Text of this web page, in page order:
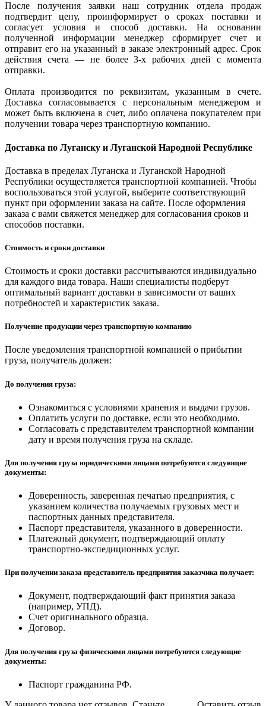
После получения заявки наш сотрудник отдела продаж
подтвердит цену, проинформирует о сроках поставки и
согласует условия и способ доставки. На основании
полученной информации менеджер сформирует счет и
отправит его на указанный в заказе электронный адрес. Срок
действия счета — не более 3-х рабочих дней с момента
отправки.
Оплата производится по реквизитам, указанным в счете.
Доставка согласовывается с персональным менеджером и
может быть включена в счет, либо оплачена покупателем при
получении товара через транспортную компанию.
Доставка по Луганску и Луганской Народной Республике
Доставка в пределах Луганска и Луганской Народной
Республики осуществляется транспортной компанией. Чтобы
воспользоваться этой услугой, выберите соответствующий
пункт при оформлении заказа на сайте. После оформления
заказа с вами свяжется менеджер для согласования сроков и
способов поставки.
Стоимость и сроки доставки
Стоимость и сроки доставки рассчитываются индивидуально
для каждого вида товара. Наши специалисты подберут
оптимальный вариант доставки в зависимости от ваших
потребностей и характеристик заказа.
Получение продукции через транспортную компанию
После уведомления транспортной компанией о прибытии
груза, получатель должен:
До получения груза:
Ознакомиться с условиями хранения и выдачи грузов.
Оплатить услуги по доставке, если это необходимо.
Согласовать с представителем транспортной компании
дату и время получения груза на складе.
Для получения груза юридическими лицами потребуются следующие
документы:
Доверенность, заверенная печатью предприятия, с
указанием количества получаемых грузовых мест и
паспортных данных представителя.
Паспорт представителя, указанного в доверенности.
Платежный документ, подтверждающий оплату
транспортно-экспедиционных услуг.
При получении заказа представитель предприятия заказчика получает:
Документ, подтверждающий факт принятия заказа
(например, УПД).
Счет оригинального образца.
Договор.
Для получения груза физическими лицами потребуются следующие
документы:
Паспорт гражданина РФ.